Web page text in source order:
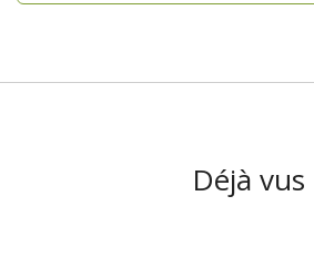
Déjà vus